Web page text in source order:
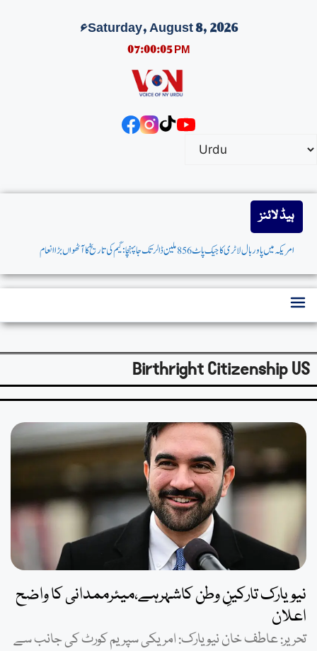
Saturday, August 8, 2026ء
07:00:06 PM
ہیڈ لائنز
امریکہ میں پاوربال لاٹری کاجیک پاٹ 856 ملین ڈالرتک جاپہنچا: گیم کی تاریخ کاآٹھواں بڑاانعام
Birthright Citizenship US
نیویارک تارکینِ وطن کاشہرہے،میئرممدانی کا واضح
اعلان
تحریر: عاطف خان نیویارک: امریکی سپریم کورٹ کی جانب سے